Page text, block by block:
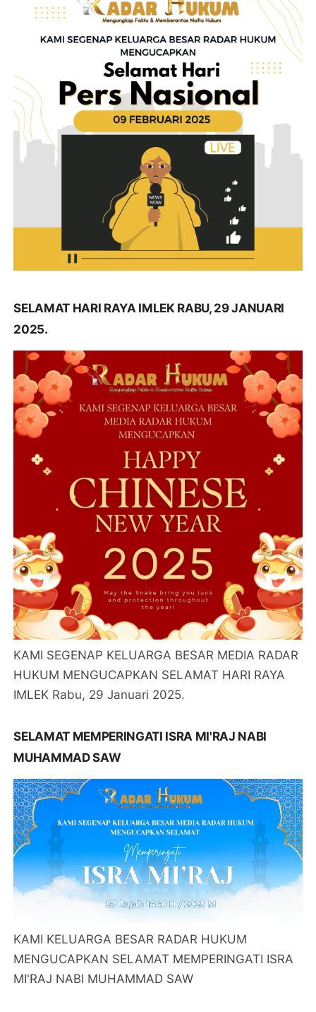
SELAMAT HARI RAYA IMLEK RABU, 29 JANUARI
2025.
KAMI SEGENAP KELUARGA BESAR MEDIA RADAR
HUKUM MENGUCAPKAN SELAMAT HARI RAYA
IMLEK Rabu, 29 Januari 2025.
SELAMAT MEMPERINGATI ISRA MI'RAJ NABI
MUHAMMAD SAW
KAMI KELUARGA BESAR RADAR HUKUM
MENGUCAPKAN SELAMAT MEMPERINGATI ISRA
MI'RAJ NABI MUHAMMAD SAW